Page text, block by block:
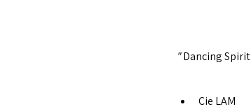
" Dancing Spirit
Cie LAM